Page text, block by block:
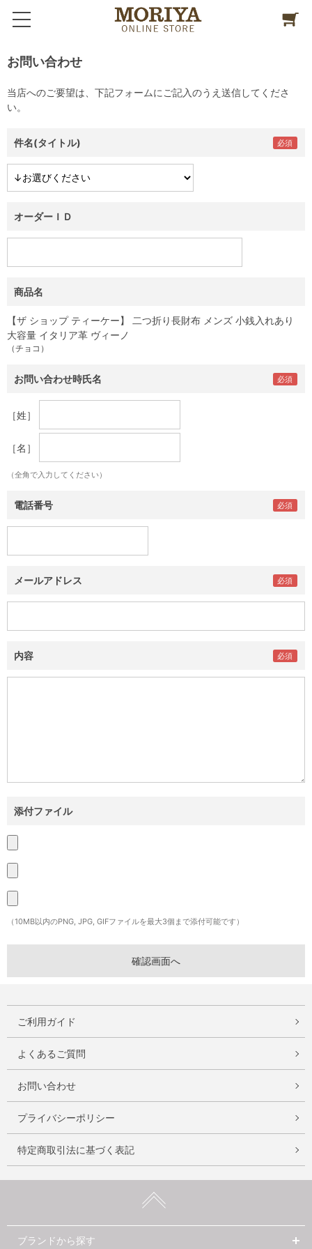
お問い合わせ
当店へのご要望は、下記フォームにご記入のうえ送信してくださ
い。
件名(タイトル)
オーダーＩＤ
商品名
【ザ ショップ ティーケー】 二つ折り長財布 メンズ 小銭入れあり
大容量 イタリア革 ヴィーノ
（チョコ）
お問い合わせ時氏名
［姓］
［名］
（全角で入力してください）
電話番号
メールアドレス
内容
添付ファイル
（10MB以内のPNG, JPG, GIFファイルを最大3個まで添付可能です）
ご利用ガイド
よくあるご質問
お問い合わせ
プライバシーポリシー
特定商取引法に基づく表記
ブランドから探す